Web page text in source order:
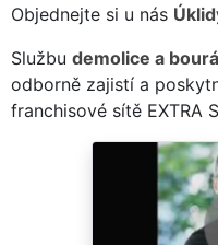
Objednejte si u nás
Službu demolice a
odborně zajistí a
franchisové sítě EXTRA